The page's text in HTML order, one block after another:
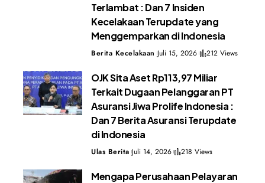
Terlambat : Dan 7 Insiden
Kecelakaan Terupdate yang
Menggemparkan di Indonesia
Berita Kecelakaan Juli 15, 2026 212 Views
OJK Sita Aset Rp113,97 Miliar
Terkait Dugaan Pelanggaran PT
Asuransi Jiwa Prolife Indonesia :
Dan 7 Berita Asuransi Terupdate
di Indonesia
Ulas Berita Juli 14, 2026 218 Views
Mengapa Perusahaan Pelayaran